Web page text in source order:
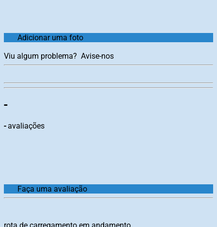
Adicionar uma foto
Viu algum problema? Avise-nos
-
-avaliações
Faça uma avaliação